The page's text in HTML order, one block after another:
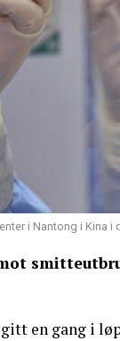
i Nantong i Kina i
en gang i